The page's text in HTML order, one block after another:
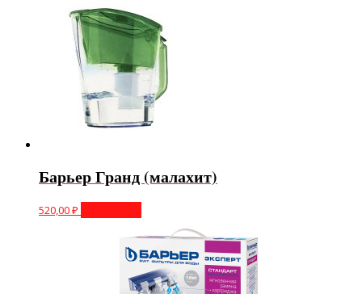
Барьер Гранд (малахит)
520,00₽